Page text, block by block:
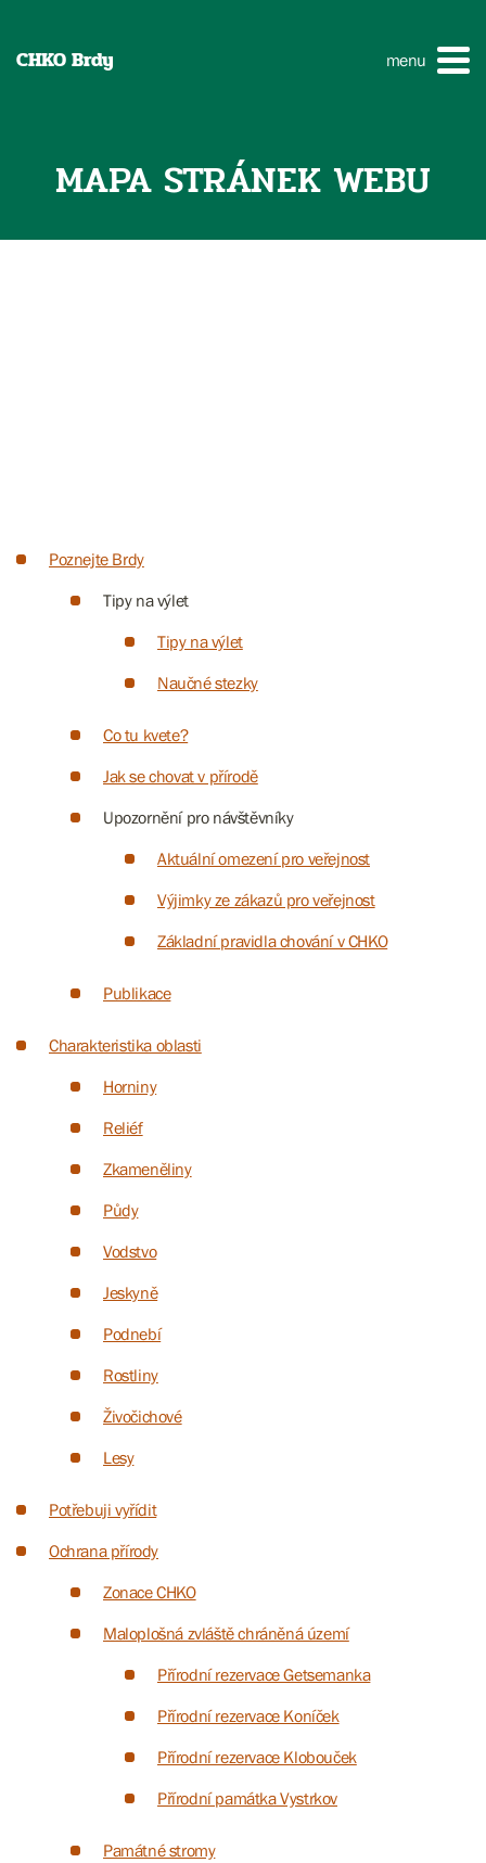
CHKO Brdy menu
MAPA STRÁNEK WEBU
Poznejte Brdy
Tipy na výlet
Tipy na výlet
Naučné stezky
Co tu kvete?
Jak se chovat v přírodě
Upozornění pro návštěvníky
Aktuální omezení pro veřejnost
Výjimky ze zákazů pro veřejnost
Základní pravidla chování v CHKO
Publikace
Charakteristika oblasti
Horniny
Reliéf
Zkameněliny
Půdy
Vodstvo
Jeskyně
Podnebí
Rostliny
Živočichové
Lesy
Potřebuji vyřídit
Ochrana přírody
Zonace CHKO
Maloplošná zvláště chráněná území
Přírodní rezervace Getsemanka
Přírodní rezervace Koníček
Přírodní rezervace Klobouček
Přírodní památka Vystrkov
Památné stromy